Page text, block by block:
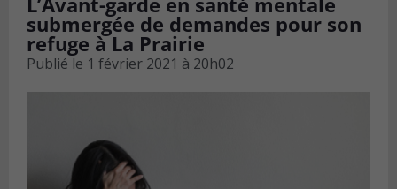
submergée de demandes pour son
refuge à La Prairie
Publié le 1 février 2021 à 20h02